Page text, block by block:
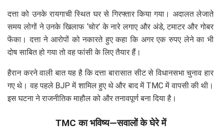
दत्ता को उनके रायगाची स्थित घर से गिरफ्तार किया गया। अदालत लेजाते
समय लोगों ने उनके खिलाफ ‘चोर’ के नारे लगाए और अंडे, टमाटर और गोबर
फेंका। दत्ता ने आरोपों को नकारते हुए कहा कि अगर एक रुपए लेने का भी
दोष साबित हो गया तो वह फांसी के लिए तैयार हैं।
हैरान करने वाली बात यह है कि दत्ता बारासात सीट से विधानसभा चुनाव हार
गए थे। वह पहले BJP में शामिल हुए थे और बाद में TMC में वापसी की थी।
इस घटना ने राजनीतिक माहौल को और तनावपूर्ण बना दिया है।
TMC का भविष्य—सवालों के घेरे में